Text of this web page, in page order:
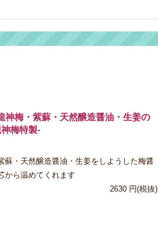
神梅・紫蘇・天然醸造醤油・生姜の
梅特製-
蘇・天然醸造醤油・生姜をしようした梅醤
から温めてくれます
2630 円(税抜)